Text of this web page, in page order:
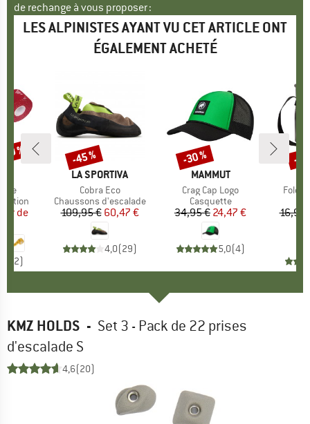
de rechange à vous proposer :
LES ALPINISTES AYANT VU CET ARTICLE ONT
ÉGALEMENT ACHETÉ
réduit
de
2)
%
MARQUE
LA SPORTIVA
Article
Cobra Eco
Product group
Chaussons d'escalade
Prix
109,95 €Prix réduit
60,47 €
4,0(29)
Remise
-45 %
MARQUE
MAMMUT
Article
Crag Cap Logo
Product group
Casquette
Prix
34,95 €Prix réduit
24,47 €
5,0(4)
Remise
-30 %
Article
16,95
-
KMZ HOLDS - Set 3 - Pack de 22 prises
d'escalade S
4,6(20)